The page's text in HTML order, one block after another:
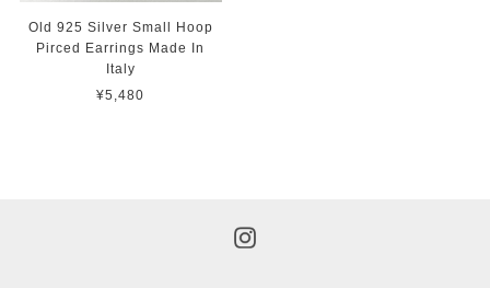
Old 925 Silver Small Hoop
Pirced Earrings Made In
Italy
¥5,480